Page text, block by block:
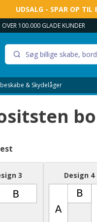
UDSALG - SPAR OP TIL
FREMRAGENDE
& Skydelåger
3 Design 4